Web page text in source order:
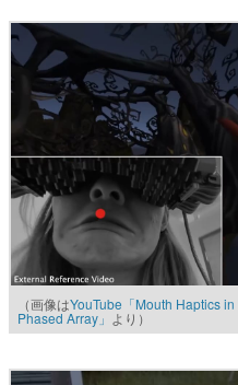
（画像はYouTube「Mouth Haptics
Phased Array」 より）